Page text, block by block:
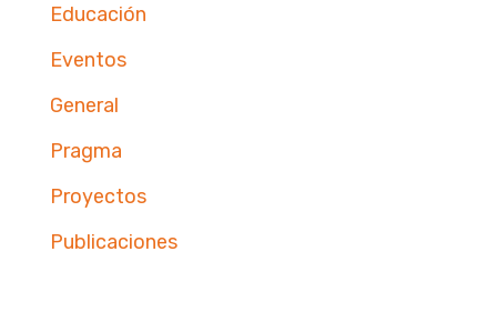
Educación
Eventos
General
Pragma
Proyectos
Publicaciones